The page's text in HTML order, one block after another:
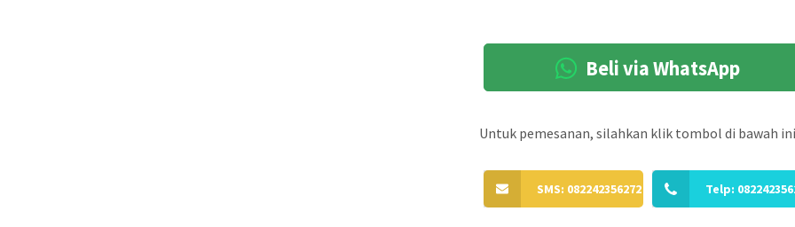
Beli via WhatsApp
Untuk pemesanan, silahkan klik tombol di bawah
SMS: 082242356272 Telp: